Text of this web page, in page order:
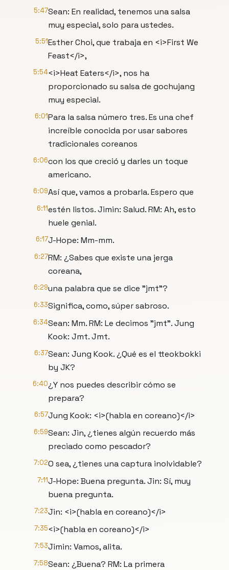
5:47Sean: En realidad, tenemos una salsa
muy especial, solo para ustedes.
5:51Esther Choi, que trabaja en <i>First We
Feast</i>,
5:54<i>Heat Eaters</i>, nos ha
proporcionado su salsa de gochujang
muy especial.
6:01Para la salsa número tres. Es una chef
increíble conocida por usar sabores
tradicionales coreanos
6:06con los que creció y darles un toque
americano.
6:09Así que, vamos a probarla. Espero que
6:11estén listos. Jimin: Salud. RM: Ah, esto
huele genial.
6:17J-Hope: Mm-mm.
6:27RM: ¿Sabes que existe una jerga
coreana,
6:29una palabra que se dice "jmt"?
6:33Significa, como, súper sabroso.
6:34Sean: Mm. RM: Le decimos "jmt". Jung
Kook: Jmt. Jmt.
6:37Sean: Jung Kook. ¿Qué es el tteokbokki
by JK?
6:40¿Y nos puedes describir cómo se
prepara?
6:57Jung Kook: <i>(habla en coreano)</i>
6:59Sean: Jin, ¿tienes algún recuerdo más
preciado como pescador?
7:02O sea, ¿tienes una captura inolvidable?
7:11J-Hope: Buena pregunta. Jin: Sí, muy
buena pregunta.
7:23Jin: <i>(habla en coreano)</i>
7:35<i>(habla en coreano)</i>
7:53Jimin: Vamos, alita.
7:58Sean: ¿Buena? RM: La primera